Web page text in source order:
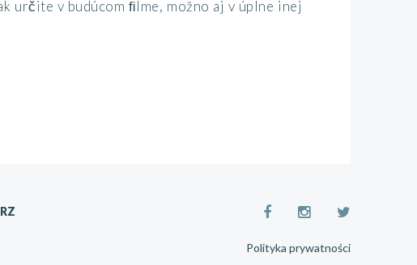
určite v budúcom ﬁlme, možno aj v úplne inej
Polityka prywatności